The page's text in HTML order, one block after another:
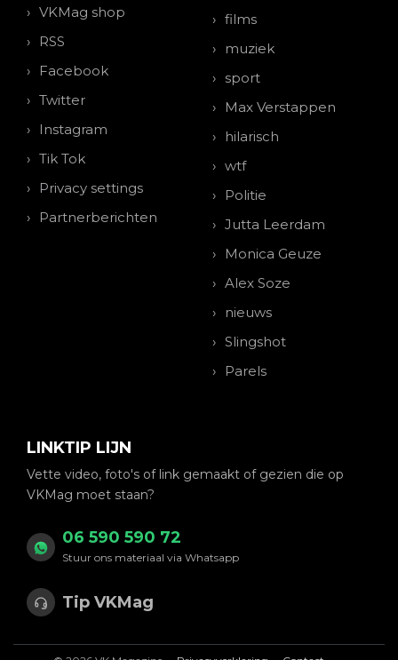
VKMag shop
RSS
Facebook
Twitter
Instagram
Tik Tok
Privacy settings
Partnerberichten
films
muziek
sport
Max Verstappen
hilarisch
wtf
Politie
Jutta Leerdam
Monica Geuze
Alex Soze
nieuws
Slingshot
Parels
LINKTIP LIJN
Vette video, foto's of link gemaakt of gezien die op
VKMag moet staan?
06 590 590 72
Stuur ons materiaal via Whatsapp
Tip VKMag